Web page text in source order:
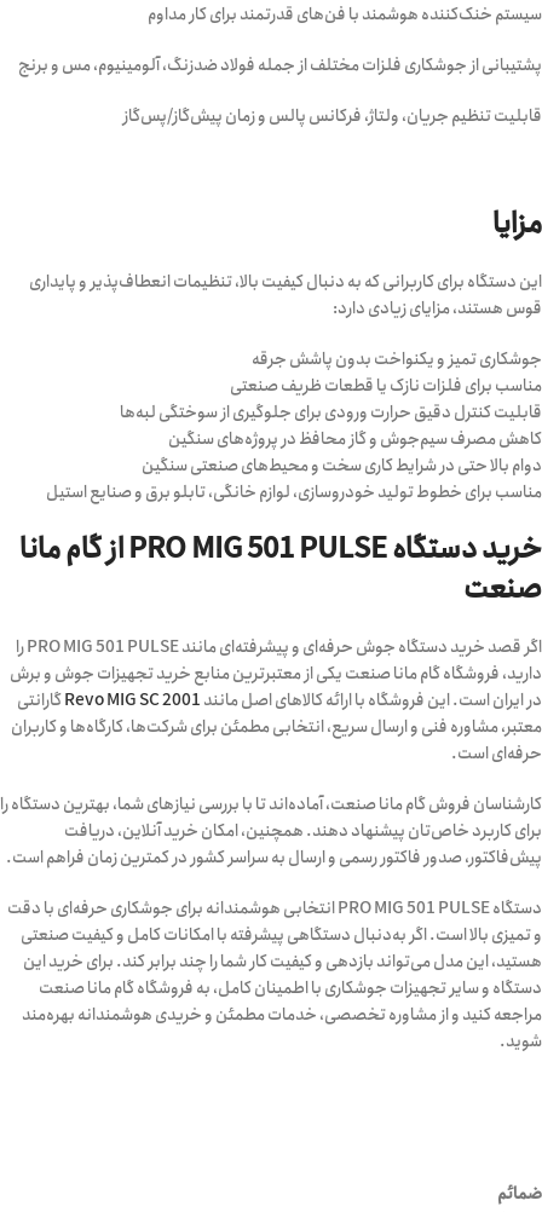
سیستم خنک‌کننده هوشمند با فن‌های قدرتمند برای کار مداوم
پشتیبانی از جوشکاری فلزات مختلف از جمله فولاد ضدزنگ، آلومینیوم، مس و برنج
قابلیت تنظیم جریان، ولتاژ، فرکانس پالس و زمان پیش‌گاز/پس‌گاز
مزایا
این دستگاه برای کاربرانی که به دنبال کیفیت بالا، تنظیمات انعطاف‌پذیر و پایداری
قوس هستند، مزایای زیادی دارد:
جوشکاری تمیز و یکنواخت بدون پاشش جرقه
مناسب برای فلزات نازک یا قطعات ظریف صنعتی
قابلیت کنترل دقیق حرارت ورودی برای جلوگیری از سوختگی لبه‌ها
کاهش مصرف سیم‌جوش و گاز محافظ در پروژه‌های سنگین
دوام بالا حتی در شرایط کاری سخت و محیط‌های صنعتی سنگین
مناسب برای خطوط تولید خودروسازی، لوازم خانگی، تابلو برق و صنایع استیل
خرید دستگاه PRO MIG 501 PULSE از گام مانا
صنعت
اگر قصد خرید دستگاه جوش حرفه‌ای و پیشرفته‌ای مانند PRO MIG 501 PULSE را
دارید، فروشگاه گام مانا صنعت یکی از معتبرترین منابع خرید تجهیزات جوش و برش
در ایران است. این فروشگاه با ارائه کالاهای اصل مانندRevo MIG SC 2001گارانتی
معتبر، مشاوره فنی و ارسال سریع، انتخابی مطمئن برای شرکت‌ها، کارگاه‌ها و کاربران
حرفه‌ای است.
کارشناسان فروش گام مانا صنعت، آماده‌اند تا با بررسی نیازهای شما، بهترین دستگاه را
برای کاربرد خاص‌تان پیشنهاد دهند. همچنین، امکان خرید آنلاین، دریافت
پیش‌فاکتور، صدور فاکتور رسمی و ارسال به سراسر کشور در کمترین زمان فراهم است.
دستگاه PRO MIG 501 PULSE انتخابی هوشمندانه برای جوشکاری حرفه‌ای با دقت
و تمیزی بالا است. اگر به‌دنبال دستگاهی پیشرفته با امکانات کامل و کیفیت صنعتی
هستید، این مدل می‌تواند بازدهی و کیفیت کار شما را چند برابر کند. برای خرید این
دستگاه و سایر تجهیزات جوشکاری با اطمینان کامل، به فروشگاه گام مانا صنعت
مراجعه کنید و از مشاوره تخصصی، خدمات مطمئن و خریدی هوشمندانه بهره‌مند
شوید.
ضمائم